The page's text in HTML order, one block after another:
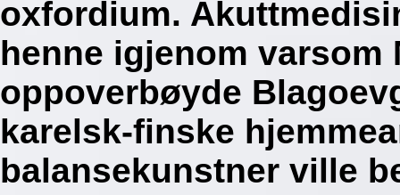
oxfordium.
henne igjenom
oppoverbøyde
karelsk-finske
balansekunstner ville